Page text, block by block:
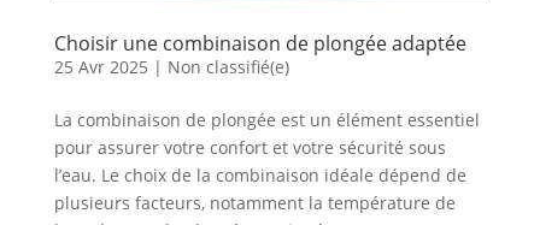
Choisir une combinaison de plongée adaptée
25 Avr 2025 | Non classifié(e)
La combinaison de plongée est un élément essentiel
pour assurer votre confort et votre sécurité sous
l’eau. Le choix de la combinaison idéale dépend de
plusieurs facteurs, notamment la température de